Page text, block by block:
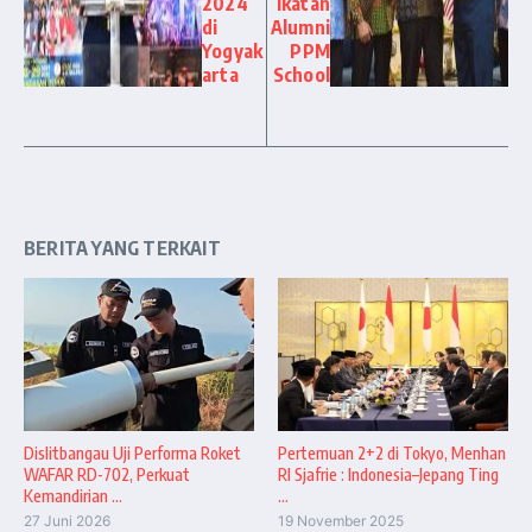
di
Yogyak
arta
Alumni
PPM
School
BERITA YANG TERKAIT
Dislitbangau Uji Performa Roket
WAFAR RD-702, Perkuat
Kemandirian ...
27 Juni 2026
Pertemuan 2+2 di Tokyo, Menhan
RI Sjafrie : Indonesia–Jepang Ting
...
19 November 2025